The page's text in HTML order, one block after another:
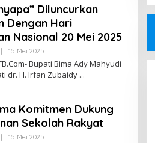
Diluncurkan
Dengan Hari
Nasional 20 Mei 2025
15 Mei 2025Oleh
NTB
Bupati Bima Ady Mahyudi
dr. H. Irfan Zubaidy
Komitmen Dukung
Sekolah Rakyat
15 Mei 2025Oleh